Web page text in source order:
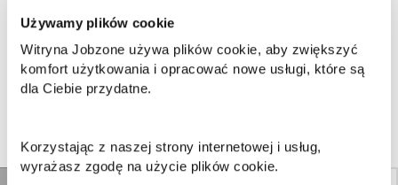
Używamy plików cookie
Witryna Jobzone używa plików cookie, aby zwiększyć
komfort użytkowania i opracować nowe usługi, które są
dla Ciebie przydatne.
Korzystając z naszej strony internetowej i usług,
wyrażasz zgodę na użycie plików cookie.
Kontaktpersoner
Lillehammer